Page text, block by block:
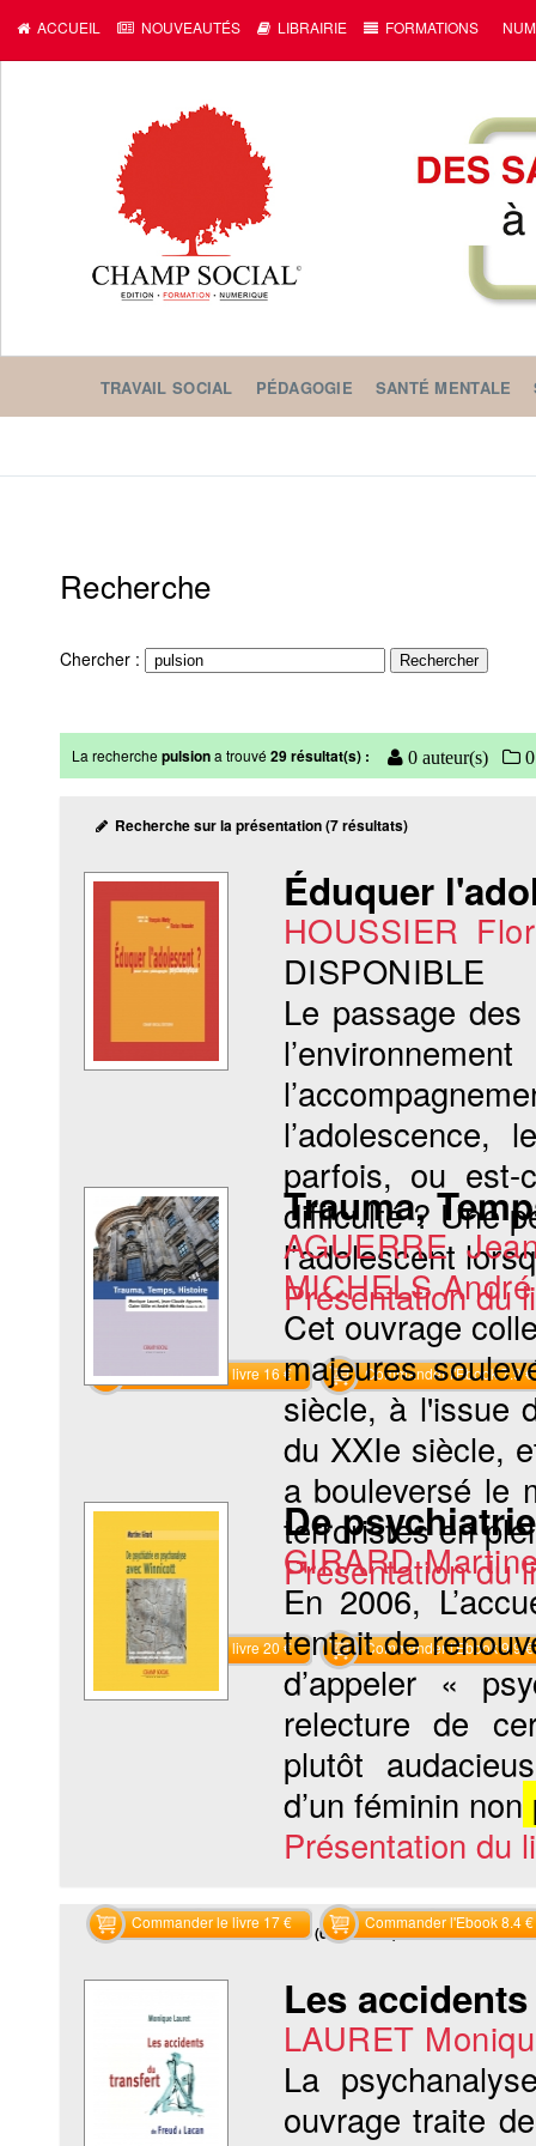
ACCUEIL NOUVEAUTÉS LIBRAIRIE FORMATIONS
TRAVAIL SOCIAL PÉDAGOGIE SANTÉ MENTALE
Recherche
Chercher :
La recherchepulsiona trouvé29 résultat(s) : 0 auteur(s)
Recherche sur la présentation (7 résultats)
Éduquer
HOUSSIER
DISPONIBLE
Le passage des
parfois, ou est-
difficulté ? Une
l’adolescent
Présentation du
Commander le livre 16 € Commander l'Ebook 7.9 €
Trauma,
AGUERRE
MICHELS André
Cet ouvrage
majeures
siècle, à l'issue
du XXIe siècle,
a bouleversé le
terroristes en
Présentation du
Commander le livre 20 € Commander l'Ebook 9.9 €
De
GIRARD
En 2006,
tentait de
d’appeler «
relecture de
plutôt
d’un féminin non
Présentation du
Commander le livre 17 € Commander l'Ebook 8.4 €
Recherche sur les mots clés (6 résultats)
Les
LAURET
La
ouvrage traite